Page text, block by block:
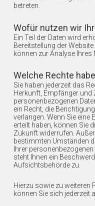
betreten.
Wofür nutzen wir
Ein Teil der Daten wird
Bereitstellung der
können zur Analyse Ihres
Welche Rechte
Sie haben jederzeit das
Herkunft, Empfänger und
personenbezogenen
ein Recht, die
verlangen. Wenn Sie eine
erteilt haben, können Sie
Zukunft widerrufen.
bestimmten Umständen
Ihrer
steht Ihnen ein
Aufsichtsbehörde zu.
Hierzu sowie zu weiteren
können Sie sich jederzeit